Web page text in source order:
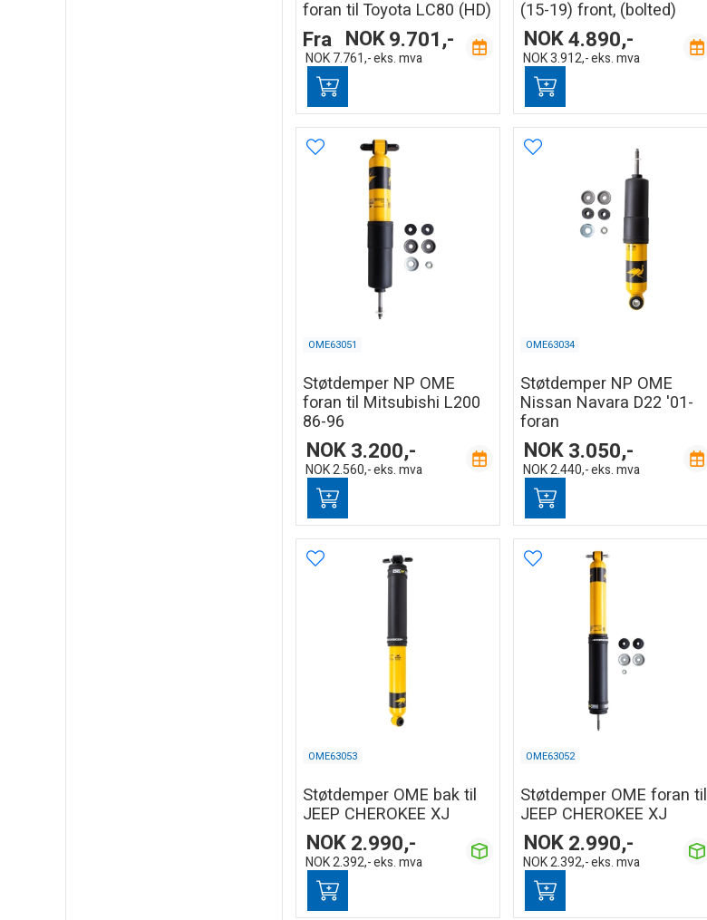
foran til Toyota LC80 (HD)
Fra NOK9.701,-
NOK 7.761,-eks. mva
(15-19) front, (bolted)
NOK4.890,-
NOK3.912,-eks. mva
OME63051
Støtdemper NP OME
foran til Mitsubishi L200
86-96
NOK3.200,-
NOK2.560,-eks. mva
OME63034
Støtdemper NP OME
Nissan Navara D22 '01-
foran
NOK3.050,-
NOK2.440,-eks. mva
OME63053
Støtdemper OME bak til
JEEP CHEROKEE XJ
NOK2.990,-
NOK2.392,-eks. mva
OME63052
Støtdemper OME foran til
JEEP CHEROKEE XJ
NOK2.990,-
NOK2.392,-eks. mva